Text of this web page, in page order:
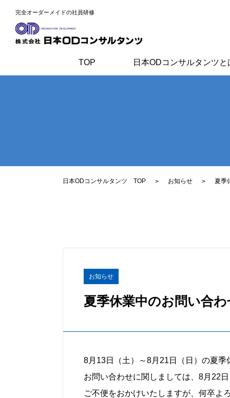
完全オーダーメイドの社員研修
TOP 日本ODコンサルタンツと
日本ODコンサルタンツ TOP > お知らせ > 夏季
お知らせ
夏季休業中のお問い合
8月13日（土）～8月21日（日）の夏
お問い合わせに関しましては、8月22
ご不便をおかけいたしますが、何卒よ